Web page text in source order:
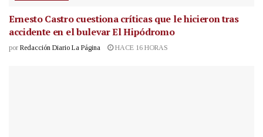
Ernesto Castro cuestiona críticas que le hicieron tras
accidente en el bulevar El Hipódromo
por Redacción Diario La Página HACE 16 HORAS